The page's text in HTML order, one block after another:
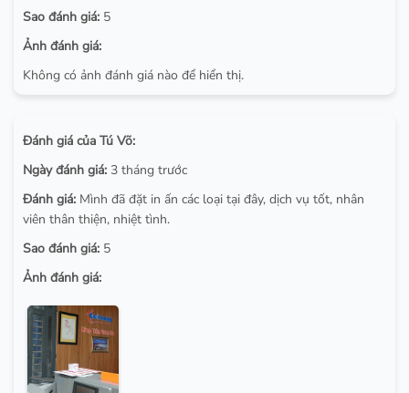
Sao đánh giá: 5
Ảnh đánh giá:
Không có ảnh đánh giá nào để hiển thị.
Đánh giá của Tú Võ:
Ngày đánh giá: 3 tháng trước
Đánh giá: Mình đã đặt in ấn các loại tại đây, dịch vụ tốt, nhân
viên thân thiện, nhiệt tình.
Sao đánh giá: 5
Ảnh đánh giá: